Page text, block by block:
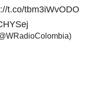
t.co/tbm3iWvODO